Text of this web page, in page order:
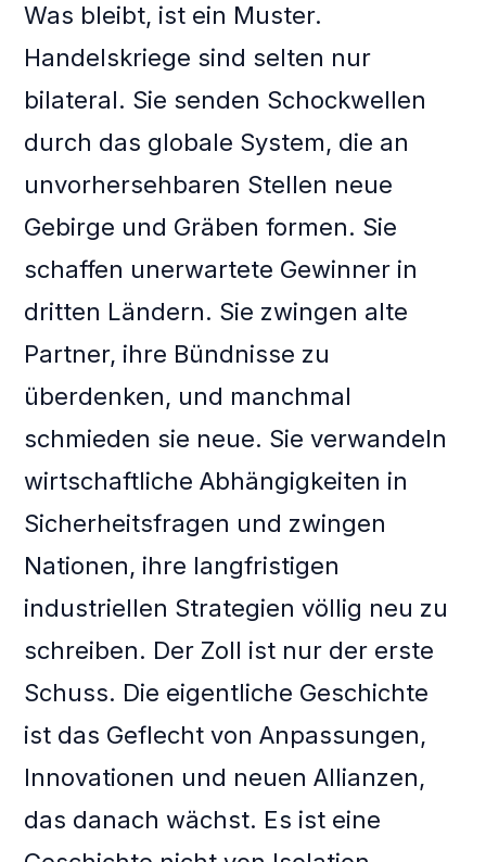
Was bleibt, ist ein Muster.
Handelskriege sind selten nur
bilateral. Sie senden Schockwellen
durch das globale System, die an
unvorhersehbaren Stellen neue
Gebirge und Gräben formen. Sie
schaffen unerwartete Gewinner in
dritten Ländern. Sie zwingen alte
Partner, ihre Bündnisse zu
überdenken, und manchmal
schmieden sie neue. Sie verwandeln
wirtschaftliche Abhängigkeiten in
Sicherheitsfragen und zwingen
Nationen, ihre langfristigen
industriellen Strategien völlig neu zu
schreiben. Der Zoll ist nur der erste
Schuss. Die eigentliche Geschichte
ist das Geflecht von Anpassungen,
Innovationen und neuen Allianzen,
das danach wächst. Es ist eine